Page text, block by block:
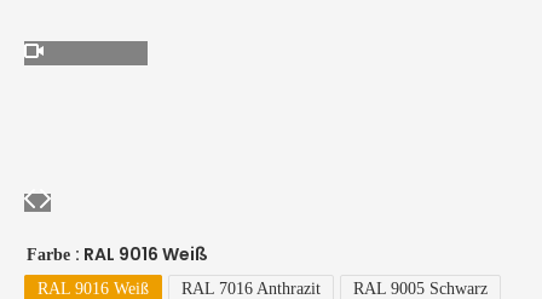
Farbe : RAL 9016 Weiß
RAL 9016 Weiß RAL 7016 Anthrazit
RAL 9005 Schwarz